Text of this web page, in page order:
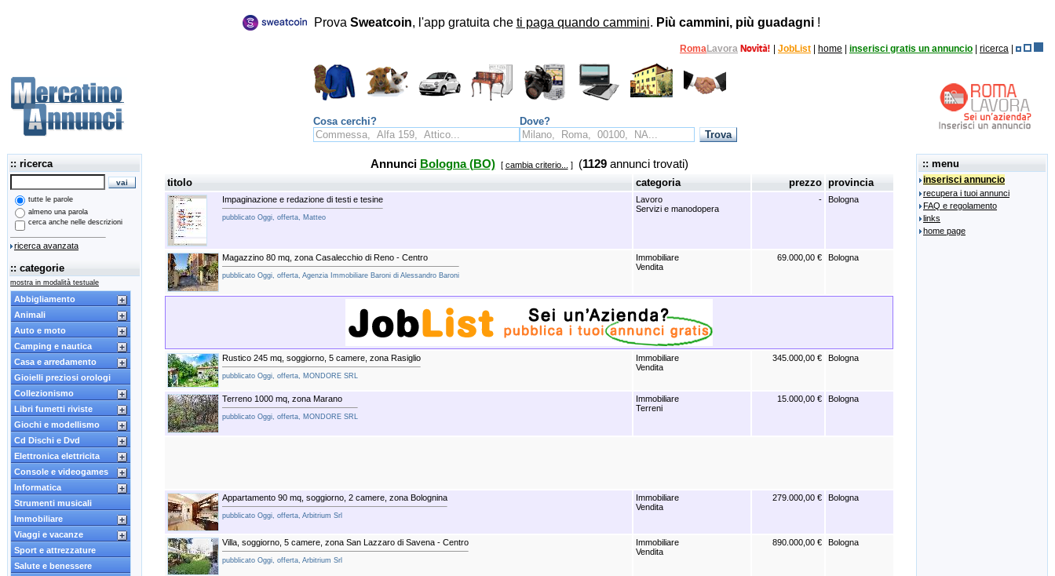
Prova Sweatcoin, l'app gratuita che ti paga quando cammini. Più cammini, più guadagni!
RomaLavora JobList home inserisci gratis un annuncio ricerca
Cosa cerchi? Dove?
:: ricerca
tutte le parole
almeno una parola
cerca anche nelle descrizioni
ricerca avanzata
:: categorie
mostra in modalità testuale
Abbigliamento
Animali
Auto e moto
Camping e nautica
Casa e arredamento
Gioielli preziosi orologi
Collezionismo
Libri fumetti riviste
Giochi e modellismo
Cd Dischi e Dvd
Elettronica elettricita
Console e videogames
Informatica
Strumenti musicali
Immobiliare
Viaggi e vacanze
Sport e attrezzature
Salute e benessere
Annunci Bologna (BO) [ cambia criterio... ] (1129annunci trovati)
titolo categoria prezzo provincia
Impaginazione e redazione di testi e tesine
pubblicato Oggi, offerta, Matteo
Lavoro
Servizi e manodopera
- Bologna
Magazzino 80 mq, zona Casalecchio di Reno - Centro
pubblicato Oggi, offerta, Agenzia Immobiliare Baroni di Alessandro Baroni
Immobiliare
Vendita
69.000,00 € Bologna
Rustico 245 mq, soggiorno, 5 camere, zona Rasiglio
pubblicato Oggi, offerta, MONDORE SRL
Immobiliare
Vendita
345.000,00 € Bologna
Terreno 1000 mq, zona Marano
pubblicato Oggi, offerta, MONDORE SRL
Immobiliare
Terreni
15.000,00 € Bologna
Appartamento 90 mq, soggiorno, 2 camere, zona Bolognina
pubblicato Oggi, offerta, Arbitrium Srl
Immobiliare
Vendita
279.000,00 € Bologna
Villa, soggiorno, 5 camere, zona San Lazzaro di Savena - Centro
pubblicato Oggi, offerta, Arbitrium Srl
Immobiliare
Vendita
890.000,00 € Bologna
:: menu
inserisci annuncio
recupera i tuoi annunci
FAQ e regolamento
links
home page